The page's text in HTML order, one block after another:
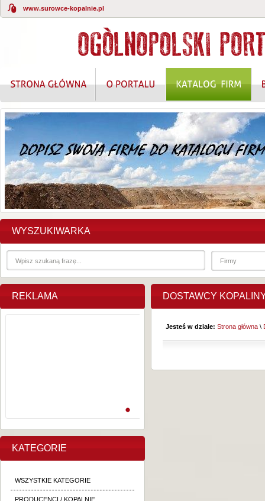
www.surowce-kopalnie.pl
WYSZUKIWARKA
REKLAMA
KATEGORIE
WSZYSTKIE KATEGORIE
PRODUCENCI / KOPALNIE
DOSTAWCY
Jesteś w dziale: Strona główna \